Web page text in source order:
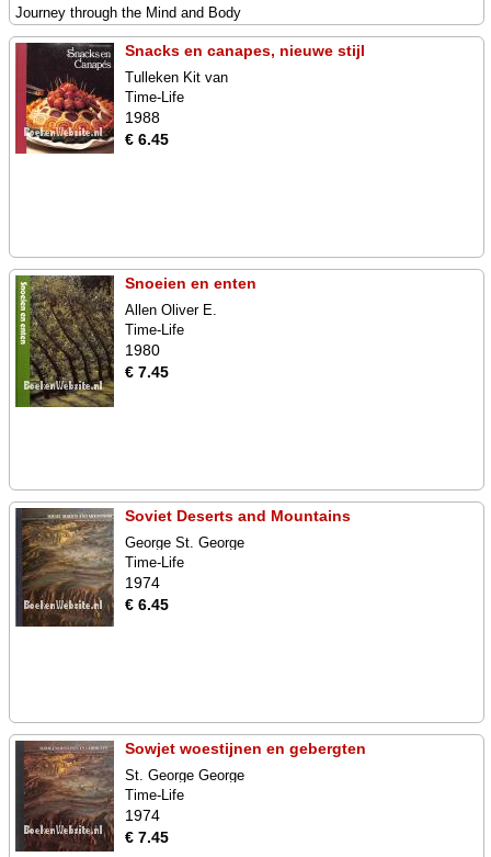
Journey through the Mind and Body
Snacks en canapes, nieuwe stijl
Tulleken Kit van
Time-Life
1988
€ 6.45
Snoeien en enten
Allen Oliver E.
Time-Life
1980
€ 7.45
Soviet Deserts and Mountains
George St. George
Time-Life
1974
€ 6.45
Sowjet woestijnen en gebergten
St. George George
Time-Life
1974
€ 7.45